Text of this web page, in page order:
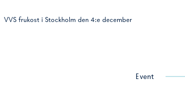
VVS frukost i Stockholm den 4:e december
Event